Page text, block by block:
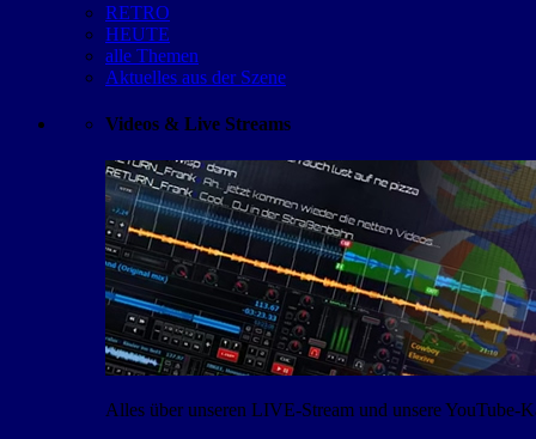
RETRO
HEUTE
alle Themen
Aktuelles aus der Szene
Videos & Live Streams
Alles über unseren LIVE-Stream und unsere YouTube-